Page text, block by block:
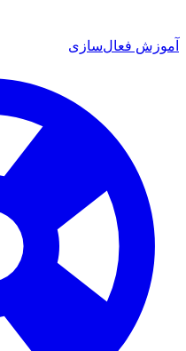
فعال‌سازی